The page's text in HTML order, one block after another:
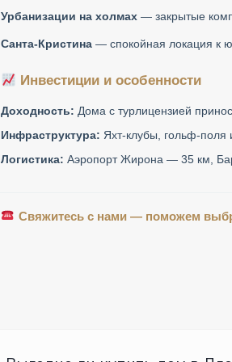
Урбанизации на холмах — закрытые
Санта-Кристина — спокойная локация к
Инвестиции и особенности
Доходность: Дома с турлицензией
Инфраструктура: Яхт-клубы, гольф-поля
Логистика: Аэропорт Жирона — 35 км,
Свяжитесь с нами — поможем